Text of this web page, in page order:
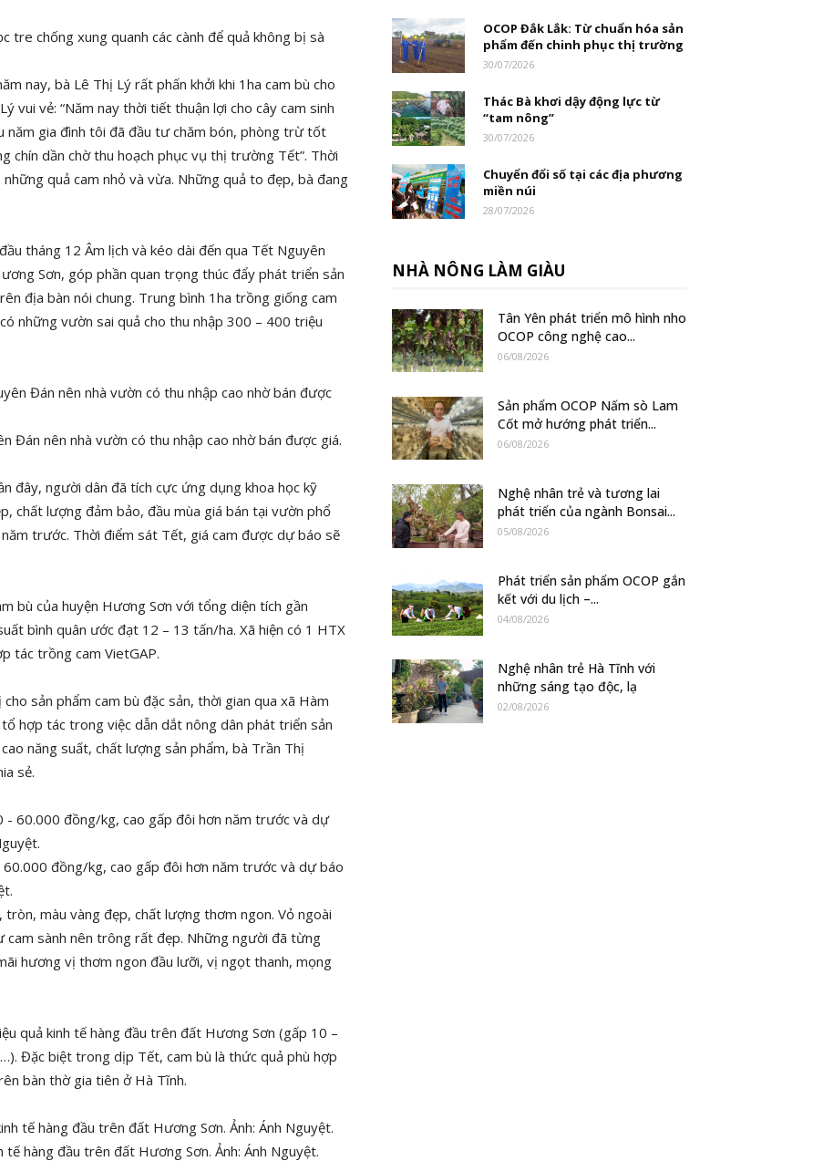
tre chống xung quanh các cành để quả không bị sà
nay, bà Lê Thị Lý rất phấn khởi khi 1ha cam bù cho
vui vẻ: “Năm nay thời tiết thuận lợi cho cây cam sinh
gia đình tôi đã đầu tư chăm bón, phòng trừ tốt
chín dần chờ thu hoạch phục vụ thị trường Tết”. Thời
quả cam nhỏ và vừa. Những quả to đẹp, bà đang
tháng 12 Âm lịch và kéo dài đến qua Tết Nguyên
Sơn, góp phần quan trọng thúc đẩy phát triển sản
địa bàn nói chung. Trung bình 1ha trồng giống cam
những vườn sai quả cho thu nhập 300 – 400 triệu
Đán nên nhà vườn có thu nhập cao nhờ bán được giá.
đây, người dân đã tích cực ứng dụng khoa học kỹ
chất lượng đảm bảo, đầu mùa giá bán tại vườn phổ
trước. Thời điểm sát Tết, giá cam được dự báo sẽ
bù của huyện Hương Sơn với tổng diện tích gần
bình quân ước đạt 12 – 13 tấn/ha. Xã hiện có 1 HTX
tác trồng cam VietGAP.
sản phẩm cam bù đặc sản, thời gian qua xã Hàm
hợp tác trong việc dẫn dắt nông dân phát triển sản
năng suất, chất lượng sản phẩm, bà Trần Thị
sẻ.
đồng/kg, cao gấp đôi hơn năm trước và dự báo
màu vàng đẹp, chất lượng thơm ngon. Vỏ ngoài
cam sành nên trông rất đẹp. Những người đã từng
hương vị thơm ngon đầu lưỡi, vị ngọt thanh, mọng
quả kinh tế hàng đầu trên đất Hương Sơn (gấp 10 –
Đặc biệt trong dịp Tết, cam bù là thức quả phù hợp
bàn thờ gia tiên ở Hà Tĩnh.
tế hàng đầu trên đất Hương Sơn. Ảnh: Ánh Nguyệt.
OCOP Đắk Lắk: Từ chuẩn hóa sản
phẩm đến chinh phục thị trường
30/07/2026
Thác Bà khơi dậy động lực từ
“tam nông”
30/07/2026
Chuyển đổi số tại các địa phương
miền núi
28/07/2026
NHÀ NÔNG LÀM GIÀU
Tân Yên phát triển mô hình nho
OCOP công nghệ cao...
06/08/2026
Sản phẩm OCOP Nấm sò Lam
Cốt mở hướng phát triển...
06/08/2026
Nghệ nhân trẻ và tương lai
phát triển của ngành Bonsai...
05/08/2026
Phát triển sản phẩm OCOP gắn
kết với du lịch –...
04/08/2026
Nghệ nhân trẻ Hà Tĩnh với
những sáng tạo độc, lạ
02/08/2026